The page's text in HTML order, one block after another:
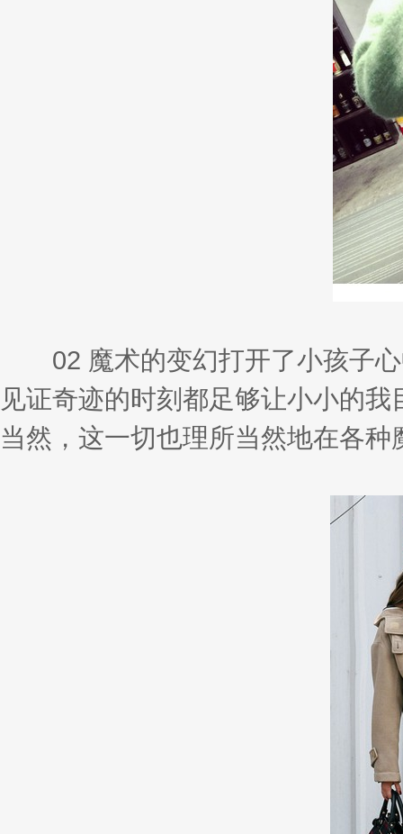
02 魔术的变幻打开了小孩子心
见证奇迹的时刻都足够让小小的
当然，这一切也理所当然地在各